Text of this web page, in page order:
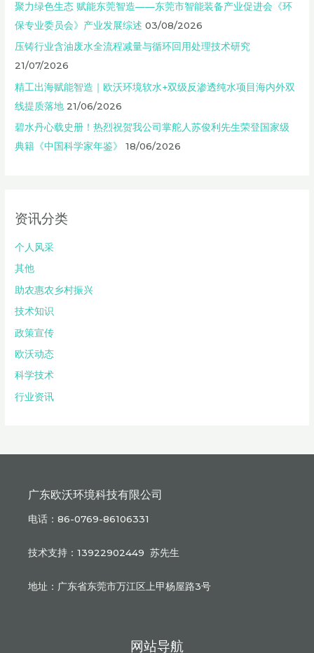
聚力绿色生态 赋能东莞智造——东莞市智能装备产业促进会《环
保专业委员会》产业发展综述 03/08/2026
压铸行业含油废水全流程减量与循环回用处理技术研究
21/07/2026
精工出海赋能智造｜欧沃环境软水+双级反渗透纯水项目海内外双
线提质落地 21/06/2026
碧水丹心载史册！热烈祝贺我公司掌舵人苏俊利先生荣登国家级
典籍《中国科学家年鉴》
18/06/2026
资讯分类
个人风采
其他
助农惠农乡村振兴
技术知识
政策宣传
欧沃动态
科学技术
行业资讯
广东欧沃环境科技有限公司
电话：86-0769-86106331
技术支持：13922902449 苏先生
地址：广东省东莞市万江区上甲杨屋路3号
网站导航